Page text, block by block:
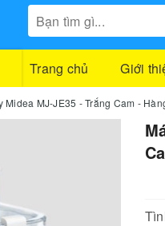
Trang chủ Giới
Midea MJ-JE35 - Trắng Cam -